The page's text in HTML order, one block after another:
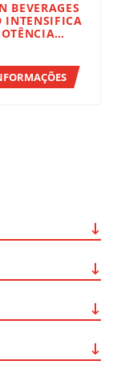
BEVERAGES
INTENSIFICA